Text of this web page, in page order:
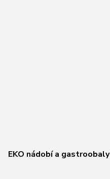
EKO nádobí a gastroobaly